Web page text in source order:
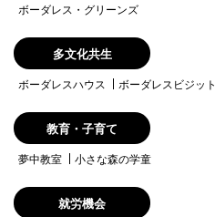
ボーダレス・グリーンズ
多文化共生
ボーダレスハウス ボーダレスビジット
教育・子育て
夢中教室 小さな森の学童
就労機会